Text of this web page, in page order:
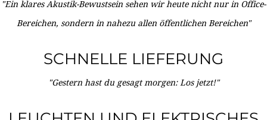
"Ein klares Akustik-Bewustsein sehen wir heute nicht nur in Office-
Bereichen, sondern in nahezu allen öffentlichen Bereichen"
SCHNELLE LIEFERUNG
"Gestern hast du gesagt morgen: Los jetzt!"